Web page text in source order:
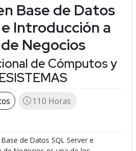
Base de Datos
Introducción a
Negocios
de Cómputos y
110 Horas
de Datos SQL Server e